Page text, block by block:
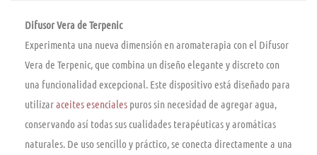
Difusor Vera de Terpenic
Experimenta una nueva dimensión en aromaterapia con el Difusor
Vera de Terpenic, que combina un diseño elegante y discreto con
una funcionalidad excepcional. Este dispositivo está diseñado para
utilizaraceites esenciales puros sin necesidad de agregar agua,
conservando así todas sus cualidades terapéuticas y aromáticas
naturales. De uso sencillo y práctico, se conecta directamente a una